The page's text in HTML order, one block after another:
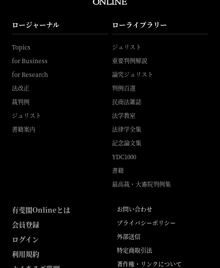
ロージャーナル
Topics
for Business
for Research
法改正
裁判例
ジュリスト
書籍案内
ローライブラリー
ジュリスト
重要判例解説
論究ジュリスト
判例百選
民商法雑誌
法学教室
法律学全集
記念論文集
YDC1000
書籍
最高裁・大審院判例集
有斐閣Onlineとは
会員登録
ログイン
利用規約
お問い合わせ
プライバシーポリシー
外部送信
特定商取引法
著作権・リンクについて